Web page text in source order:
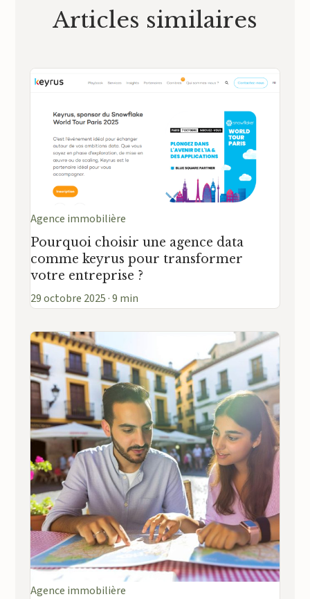
Articles similaires
Agence immobilière
Pourquoi choisir une agence data
comme keyrus pour transformer
votre entreprise ?
29 octobre 2025 · 9 min
Agence immobilière